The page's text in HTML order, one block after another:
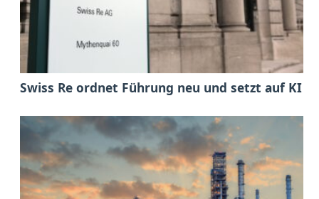
Swiss Re ordnet Führung neu und setzt auf KI